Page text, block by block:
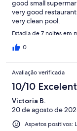
good small
very good
very clean pool.
Estadia de 7 noites em
0
Avaliação verificada
10/10
Victoria B.
20 de agosto de
Aspetos positivos: